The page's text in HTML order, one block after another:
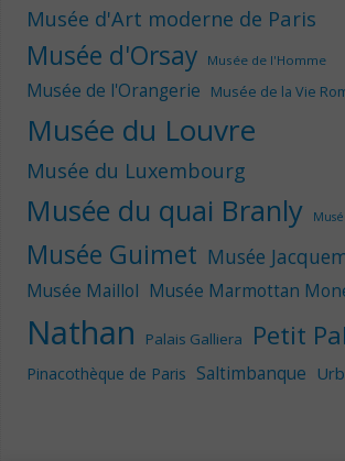
Musée d'Art moderne de Paris
Musée d'Orsay Musée de l'Homme
Musée de l'Orangerie Musée de la Vie
Musée du Louvre
Musée du Luxembourg
Musée du quai Branly
Musée Guimet Musée
Musée Maillol Musée Marmottan
Nathan Palais Galliera Petit
Pinacothèque de Paris Saltimbanque